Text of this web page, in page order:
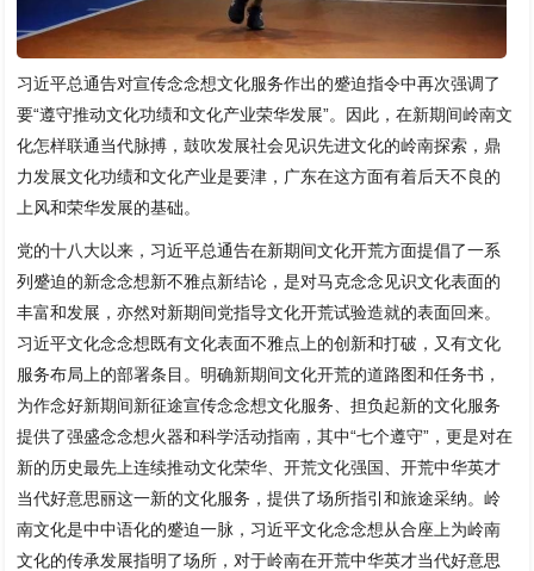
习近平总通告对宣传念念想文化服务作出的蹙迫指令中再次强调了
要“遵守推动文化功绩和文化产业荣华发展”。因此，在新期间岭南文
化怎样联通当代脉搏，鼓吹发展社会见识先进文化的岭南探索，鼎
力发展文化功绩和文化产业是要津，广东在这方面有着后天不良的
上风和荣华发展的基础。
党的十八大以来，习近平总通告在新期间文化开荒方面提倡了一系
列蹙迫的新念念想新不雅点新结论，是对马克念念见识文化表面的
丰富和发展，亦然对新期间党指导文化开荒试验造就的表面回来。
习近平文化念念想既有文化表面不雅点上的创新和打破，又有文化
服务布局上的部署条目。明确新期间文化开荒的道路图和任务书，
为作念好新期间新征途宣传念念想文化服务、担负起新的文化服务
提供了强盛念念想火器和科学活动指南，其中“七个遵守”，更是对在
新的历史最先上连续推动文化荣华、开荒文化强国、开荒中华英才
当代好意思丽这一新的文化服务，提供了场所指引和旅途采纳。岭
南文化是中中语化的蹙迫一脉，习近平文化念念想从合座上为岭南
文化的传承发展指明了场所，对于岭南在开荒中华英才当代好意思